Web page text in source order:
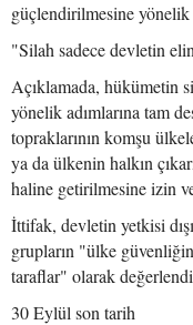
güçlendirilmesine yönelik
"Silah sadece devletin
Açıklamada, hükümetin
yönelik adımlarına tam
topraklarının komşu
ya da ülkenin halkın
haline getirilmesine izin
İttifak, devletin yetkisi
grupların "ülke
taraflar" olarak
30 Eylül son tarih